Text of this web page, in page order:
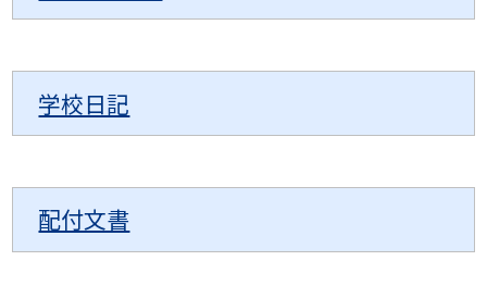
学校日記
配付文書